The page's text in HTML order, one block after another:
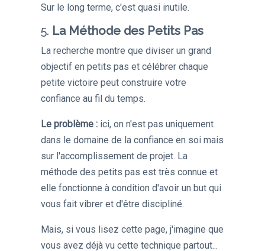
Sur le long terme, c'est quasi inutile.
5. La Méthode des Petits Pas
La recherche montre que diviser un grand
objectif en petits pas et célébrer chaque
petite victoire peut construire votre
confiance au fil du temps.
Le problème :ici, on n'est pas uniquement
dans le domaine de la confiance en soi mais
sur l'accomplissement de projet. La
méthode des petits pas est très connue et
elle fonctionne à condition d'avoir un but qui
vous fait vibrer et d'être discipliné.
Mais, si vous lisez cette page, j'imagine que
vous avez déjà vu cette technique partout...